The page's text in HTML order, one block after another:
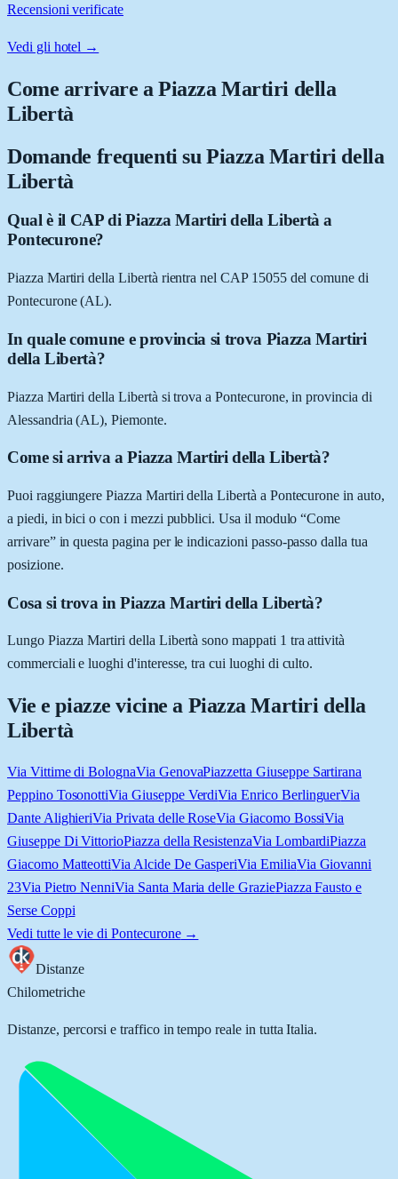
Recensioni verificate
Vedi gli hotel →
Come arrivare aPiazza Martiri della
Libertà
Domande frequenti su Piazza Martiri della
Libertà
Qual è il CAP di Piazza Martiri della Libertà a
Pontecurone?
Piazza Martiri della Libertà rientra nel CAP 15055 del comune di
Pontecurone (AL).
In quale comune e provincia si trova Piazza Martiri
della Libertà?
Piazza Martiri della Libertà si trova a Pontecurone, in provincia di
Alessandria (AL), Piemonte.
Come si arriva a Piazza Martiri della Libertà?
Puoi raggiungere Piazza Martiri della Libertà a Pontecurone in auto,
a piedi, in bici o con i mezzi pubblici. Usa il modulo “Come
arrivare” in questa pagina per le indicazioni passo-passo dalla tua
posizione.
Cosa si trova in Piazza Martiri della Libertà?
Lungo Piazza Martiri della Libertà sono mappati 1 tra attività
commerciali e luoghi d'interesse, tra cui luoghi di culto.
Vie e piazze vicine a Piazza Martiri della
Libertà
Via Vittime di BolognaVia GenovaPiazzetta Giuseppe Sartirana
Peppino TosonottiVia Giuseppe VerdiVia Enrico BerlinguerVia
Dante AlighieriVia Privata delle RoseVia Giacomo BossiVia
Giuseppe Di VittorioPiazza della ResistenzaVia LombardiPiazza
Giacomo MatteottiVia Alcide De GasperiVia EmiliaVia Giovanni
23Via Pietro NenniVia Santa Maria delle GraziePiazza Fausto e
Serse Coppi
Vedi tutte le vie di Pontecurone→
Distanze
Chilometriche
Distanze, percorsi e traffico in tempo reale in tutta Italia.